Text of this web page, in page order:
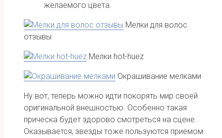
желаемого цвета.
Мелки для волос
отзывы
Мелки hot-huez
Окрашивание мелками
Ну вот, теперь можно идти покорять мир своей
оригинальной внешностью. Особенно такая
прическа будет здорово смотреться на сцене.
Оказывается, звезды тоже пользуются приемом